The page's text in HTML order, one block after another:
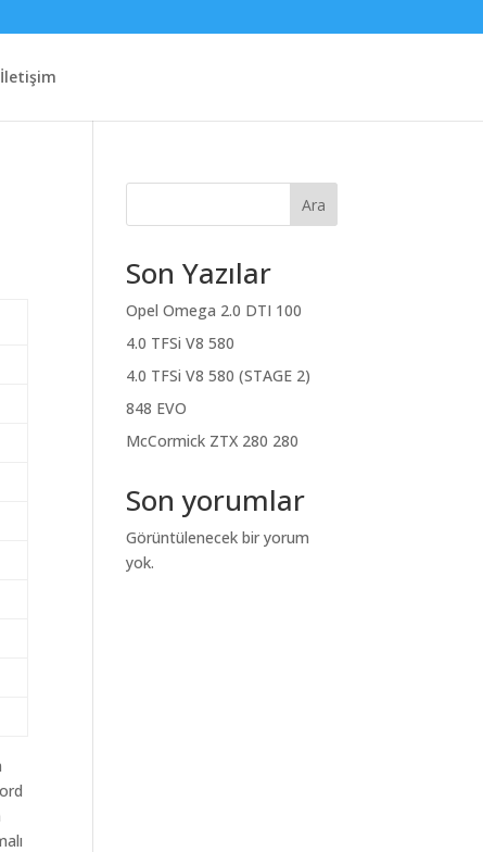
İletişim
Ara
Son Yazılar
Opel Omega 2.0 DTI 100
4.0 TFSi V8 580
4.0 TFSi V8 580 (STAGE 2)
848 EVO
McCormick ZTX 280 280
Son yorumlar
Görüntülenecek bir yorum
yok.